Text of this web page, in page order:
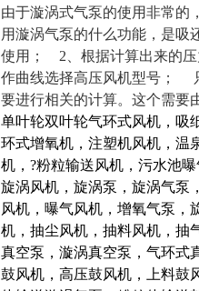
由于漩涡式气泵的使用非常
用漩涡气泵的什么功能，是吸
使用； 2、根据计算出来的压
作曲线选择高压风机型号；
要进行相关的计算。这个需要
单叶轮双叶轮气环式风机，吸
环式增氧机，注塑机风机，温
机，?粉粒输送风机，污水池
旋涡风机，旋涡泵，旋涡气泵
风机，曝气风机，增氧气泵，
机，抽尘风机，抽料风机，抽
真空泵，漩涡真空泵，气环式
鼓风机，高压鼓风机，上料鼓